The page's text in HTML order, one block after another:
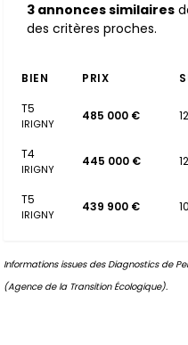
3 annonces similaires
des critères proches.
BIEN PRIX
T5
IRIGNY
485 000 €
T4
IRIGNY
445 000 €
T5
IRIGNY
439 900 €
Informations issues des Diagnostics de
(Agence de la Transition Écologique).